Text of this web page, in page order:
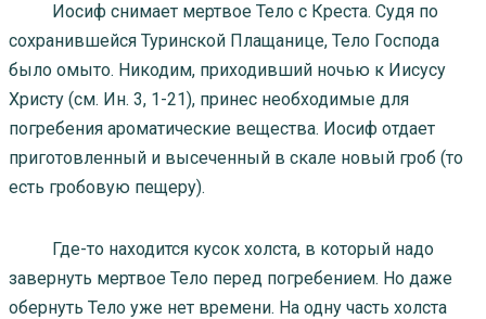
Иосиф снимает мертвое Тело с Креста. Судя по
сохранившейся Туринской Плащанице, Тело Господа
было омыто. Никодим, приходивший ночью к Иисусу
Христу (см. Ин. 3, 1-21), принес необходимые для
погребения ароматические вещества. Иосиф отдает
приготовленный и высеченный в скале новый гроб (то
есть гробовую пещеру).
Где-то находится кусок холста, в который надо
завернуть мертвое Тело перед погребением. Но даже
обернуть Тело уже нет времени. На одну часть холста